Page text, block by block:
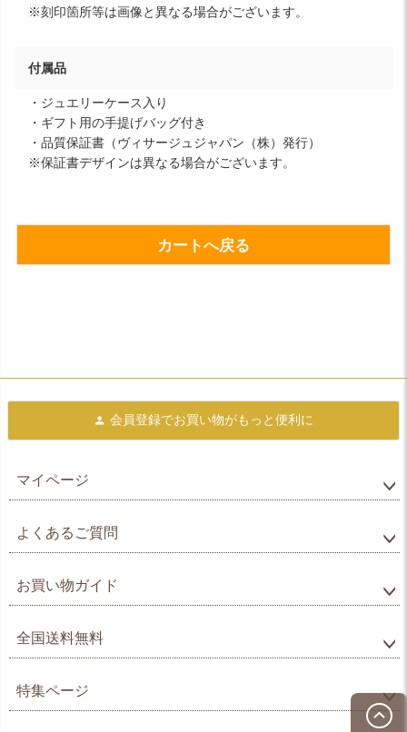
※刻印箇所等は画像と異なる場合がございます。
付属品
・ジュエリーケース入り
・ギフト用の手提げバッグ付き
・品質保証書（ヴィサージュジャパン（株）発行）
※保証書デザインは異なる場合がございます。
カートへ戻る
会員登録でお買い物がもっと便利に
マイページ
よくあるご質問
お買い物ガイド
全国送料無料
特集ページ